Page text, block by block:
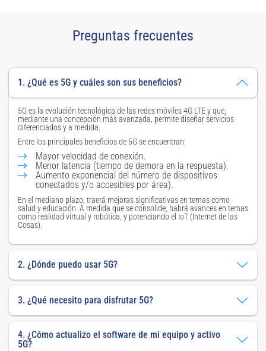
Preguntas frecuentes
1. ¿Qué es 5G y cuáles son sus beneficios?
5G es la evolución tecnológica de las redes móviles 4G LTE y que,
mediante una concepción más avanzada, permite diseñar servicios
diferenciados y a medida.
Entre los principales beneficios de 5G se encuentran:
Mayor velocidad de conexión.
Menor latencia (tiempo de demora en la respuesta).
Aumento exponencial del número de dispositivos
conectados y/o accesibles por área).
En el mediano plazo, traerá mejoras significativas en temas como
salud y educación. A medida que se consolide, habrá avances en temas
como realidad virtual y robótica, y potenciando el IoT (Internet de las
Cosas).
2. ¿Dónde puedo usar 5G?
3. ¿Qué necesito para disfrutar 5G?
4. ¿Cómo actualizo el software de mi equipo y activo
5G?